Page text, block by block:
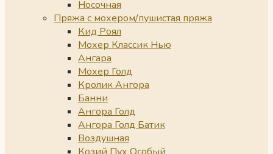
Носочная
Пряжа с мохером/пушистая пряжа
Кид Роял
Мохер Классик Нью
Ангара
Мохер Голд
Кролик Ангора
Банни
Ангора Голд
Ангора Голд Батик
Воздушная